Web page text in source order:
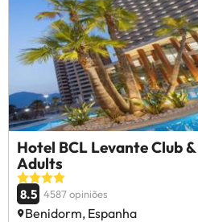
Hotel BCL Levante Club
Adults
8.5 4587 opiniões
Benidorm, Espanha